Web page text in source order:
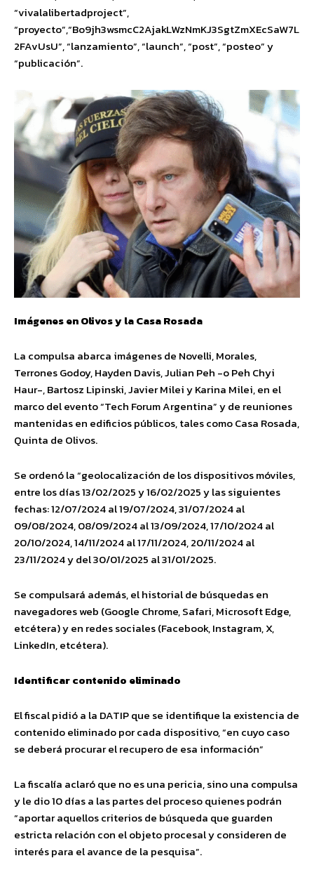
“vivalalibertadproject”,
“proyecto”,“Bo9jh3wsmcC2AjakLWzNmKJ3SgtZmXEcSaW7L
2FAvUsU”, “lanzamiento”, “launch”, “post”, “posteo” y
“publicación”.
Imágenes en Olivos y la Casa Rosada
La compulsa abarca imágenes de Novelli, Morales,
Terrones Godoy, Hayden Davis, Julian Peh -o Peh Chyi
Haur-, Bartosz Lipinski, Javier Milei y Karina Milei, en el
marco del evento “Tech Forum Argentina” y de reuniones
mantenidas en edificios públicos, tales como Casa Rosada,
Quinta de Olivos.
Se ordenó la “geolocalización de los dispositivos móviles,
entre los días 13/02/2025 y 16/02/2025 y las siguientes
fechas: 12/07/2024 al 19/07/2024, 31/07/2024 al
09/08/2024, 08/09/2024 al 13/09/2024, 17/10/2024 al
20/10/2024, 14/11/2024 al 17/11/2024, 20/11/2024 al
23/11/2024 y del 30/01/2025 al 31/01/2025.
Se compulsará además, el historial de búsquedas en
navegadores web (Google Chrome, Safari, Microsoft Edge,
etcétera) y en redes sociales (Facebook, Instagram, X,
LinkedIn, etcétera).
Identificar contenido eliminado
El fiscal pidió a la DATIP que se identifique la existencia de
contenido eliminado por cada dispositivo, “en cuyo caso
se deberá procurar el recupero de esa información”
La fiscalía aclaró que no es una pericia, sino una compulsa
y le dio 10 días a las partes del proceso quienes podrán
“aportar aquellos criterios de búsqueda que guarden
estricta relación con el objeto procesal y consideren de
interés para el avance de la pesquisa”.